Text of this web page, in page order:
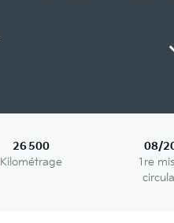
26 500
Kilométrage
08/
1re